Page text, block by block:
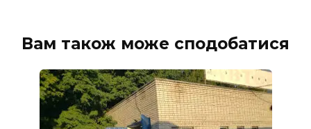
Вам також може сподобатися